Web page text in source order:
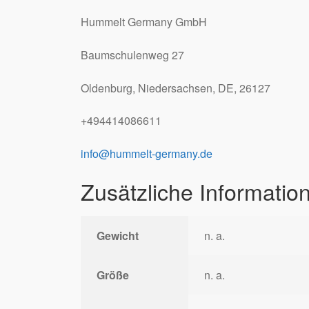
Hummelt Germany GmbH
Baumschulenweg 27
Oldenburg, Niedersachsen, DE, 26127
+494414086611
info@hummelt-germany.de
Zusätzliche
Gewicht n. a.
Größe n. a.